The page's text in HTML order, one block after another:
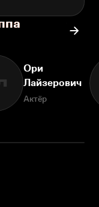
Ори
Лайзерович
Актёр